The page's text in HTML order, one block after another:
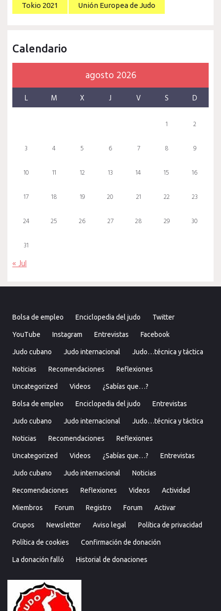
Tokio 2021 Unión Europea de Judo
Calendario
agosto 2026
L M X J V S D
1 2
3 4 5 6 7 8 9
10 11 12 13 14 15 16
17 18 19 20 21 22 23
24 25 26 27 28 29 30
31
« Jul
Bolsa de empleo Enciclopedia del judo Twitter
YouTube Instagram Entrevistas Facebook
Judo cubano Judo internacional Judo…técnica y táctica
Noticias Recomendaciones Reflexiones
Uncategorized Videos ¿Sabías que…?
Bolsa de empleo Enciclopedia del judo Entrevistas
Judo cubano Judo internacional Judo…técnica y táctica
Noticias Recomendaciones Reflexiones
Uncategorized Videos ¿Sabías que…? Entrevistas
Judo cubano Judo internacional Noticias
Recomendaciones Reflexiones Videos Actividad
Miembros Forum Registro Forum Activar
Grupos Newsletter Aviso legal Política de privacidad
Política de cookies Confirmación de donación
La donación falló Historial de donaciones